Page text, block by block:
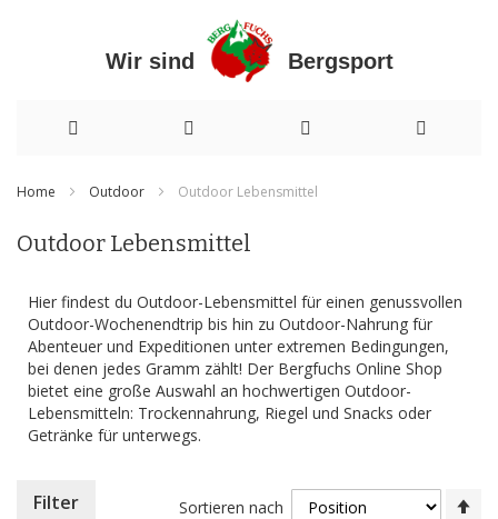
Wir sind Bergsport
Inhalt
Home Outdoor Outdoor Lebensmittel
Outdoor Lebensmittel
Hier findest du Outdoor-Lebensmittel für einen genussvollen
Outdoor-Wochenendtrip bis hin zu Outdoor-Nahrung für
Abenteuer und Expeditionen unter extremen Bedingungen,
bei denen jedes Gramm zählt! Der Bergfuchs Online Shop
bietet eine große Auswahl an hochwertigen Outdoor-
Lebensmitteln: Trockennahrung, Riegel und Snacks oder
Getränke für unterwegs.
Sortieren nach
Filter